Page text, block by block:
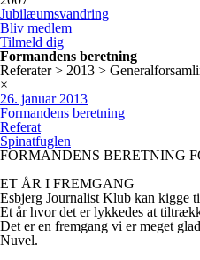
Jubilæumsvandring
Bliv medlem
Tilmeld dig
Formandens beretning
Referater > 2013 >
×
26. januar 2013
Formandens beretning
Referat
Spinatfuglen
FORMANDENS BERETNING
ET ÅR I FREMGANG
Esbjerg Journalist Klub kan kigge
Et år hvor det er lykkedes at
Det er en fremgang vi er meget
Nuvel.